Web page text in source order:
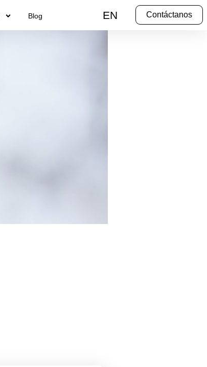
Blog EN Contáctanos